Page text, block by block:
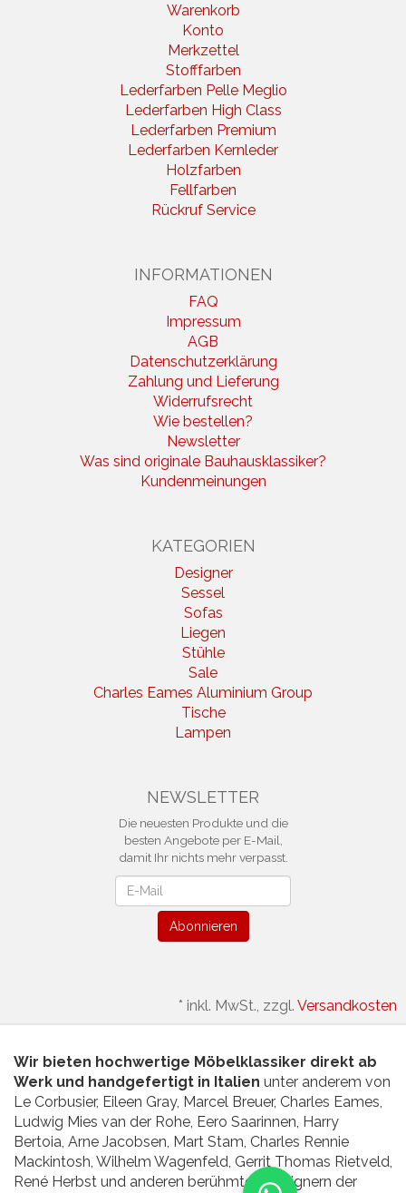
Warenkorb
Konto
Merkzettel
Stofffarben
Lederfarben Pelle Meglio
Lederfarben High Class
Lederfarben Premium
Lederfarben Kernleder
Holzfarben
Fellfarben
Rückruf Service
INFORMATIONEN
FAQ
Impressum
AGB
Datenschutzerklärung
Zahlung und Lieferung
Widerrufsrecht
Wie bestellen?
Newsletter
Was sind originale Bauhausklassiker?
Kundenmeinungen
KATEGORIEN
Designer
Sessel
Sofas
Liegen
Stühle
Sale
Charles Eames Aluminium Group
Tische
Lampen
NEWSLETTER
Die neuesten Produkte und die
besten Angebote per E-Mail,
damit Ihr nichts mehr verpasst.
Abonnieren
* inkl. MwSt., zzgl. Versandkosten
Wir bieten hochwertige Möbelklassiker direkt ab
Werk und handgefertigt in Italien unter anderem von
Le Corbusier, Eileen Gray, Marcel Breuer, Charles Eames,
Ludwig Mies van der Rohe, Eero Saarinnen, Harry
Bertoia, Arne Jacobsen, Mart Stam, Charles Rennie
Mackintosh, Wilhelm Wagenfeld, Gerrit Thomas Rietveld,
René Herbst und anderen berühmten Designern der